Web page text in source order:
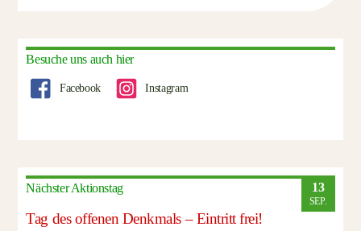
Besuche uns auch hier
Facebook Instagram
Nächster Aktionstag 13
SEP.
Tag des offenen Denkmals – Eintritt frei!